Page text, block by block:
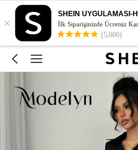
×
SHEIN UYGULAMASI-
İlk Siparişinizde Ücretsiz
(5,000)